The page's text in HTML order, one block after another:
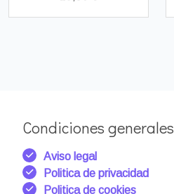
Condiciones generales
Aviso legal
Politica de privacidad
Politica de cookies